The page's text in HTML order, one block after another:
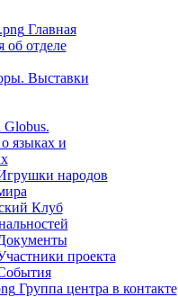
Главная
отделе
Выставки
Globus.
языках и
народов
Клуб
проекта
Группа центра в контакте